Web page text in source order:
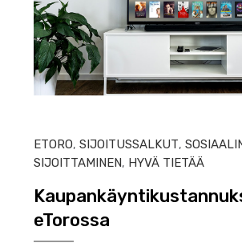
ETORO,SIJOITUSSALKUT,
SIJOITTAMINEN, HYVÄ TIETÄÄ
eTorossa